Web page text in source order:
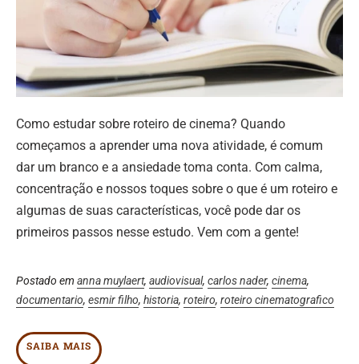
Como estudar sobre roteiro de cinema? Quando
começamos a aprender uma nova atividade, é comum
dar um branco e a ansiedade toma conta. Com calma,
concentração e nossos toques sobre o que é um roteiro e
algumas de suas características, você pode dar os
primeiros passos nesse estudo. Vem com a gente!
Postado em anna muylaert, audiovisual, carlos nader, cinema,
documentario, esmir filho, historia, roteiro, roteiro cinematografico
SAIBA MAIS